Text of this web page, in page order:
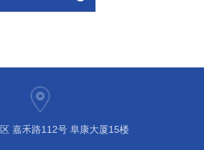
嘉禾路112号 阜康大厦15楼